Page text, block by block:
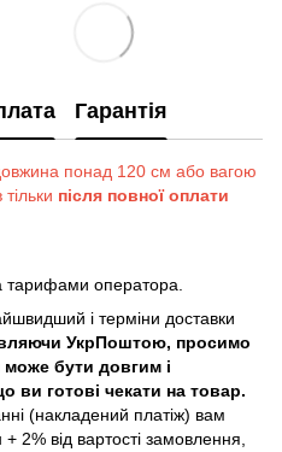
Гарантія
понад 120 см або вагою
після повної оплати
тарифами оператора.
і терміни доставки
УкрПоштою, просимо
може бути довгим і
ви готові чекати на товар.
(накладений платіж) вам
2% від вартості замовлення,